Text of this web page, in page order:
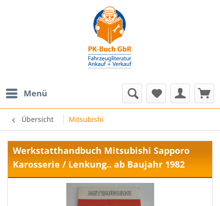
Menü
Übersicht Mitsubishi
Werkstatthandbuch Mitsubishi Sapporo
Karosserie / Lenkung.. ab Baujahr 1982